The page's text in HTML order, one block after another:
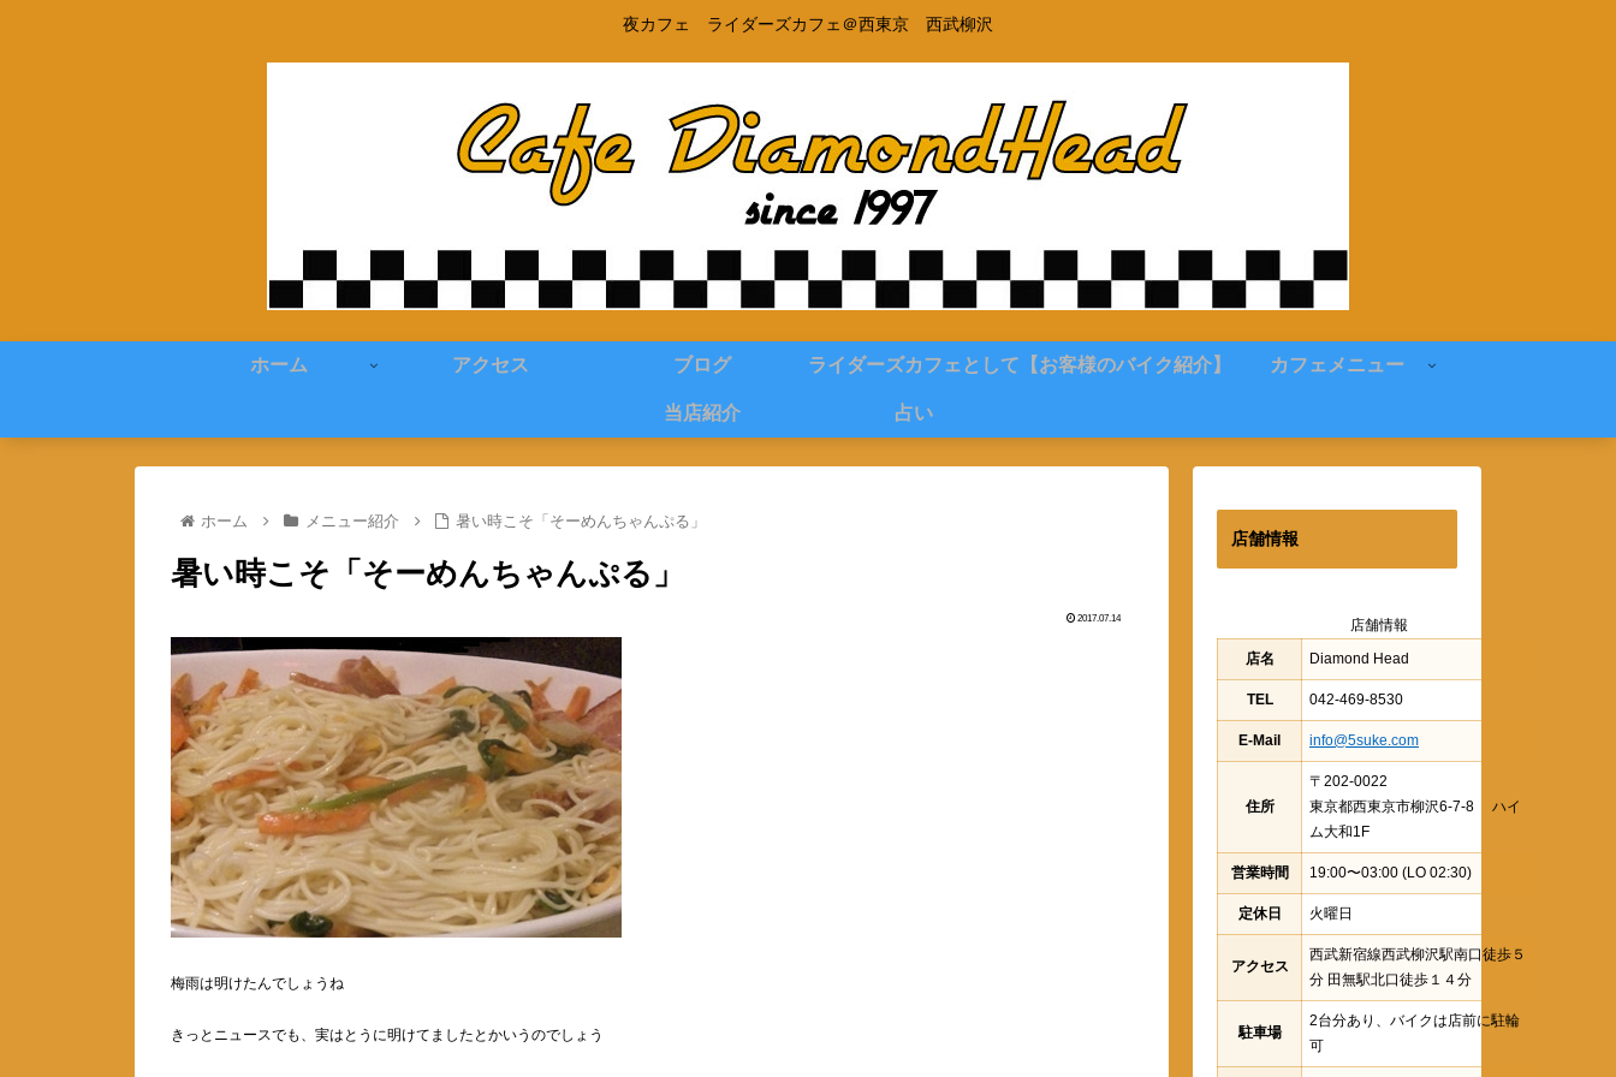
夜カフェ ライダーズカフェ＠西東京 西武柳沢
ホーム アクセス ブログ ライダーズカフェとして 【お客様のバイク紹介】 カフェメニュー
当店紹介 占い
ホーム メニュー紹介 暑い時こそ「そーめんちゃんぷる」
暑い時こそ「そーめんちゃんぷる」
2017.07.14
梅雨は明けたんでしょうね
きっとニュースでも、実はとうに明けてましたとかいうのでしょう
店舗情報
店舗情報
店名
Diamond Head
TEL 042-469-8530
E-Mail info@5suke.com
住所
〒202-0022
東京都西東京市柳沢6-7-8 ハイ
ム大和1F
営業時間 19:00〜03:00 (LO 02:30)
定休日 火曜日
アクセス
西武新宿線西武柳沢駅南口徒歩５
分 田無駅北口徒歩１４分
駐車場
2台分あり、バイクは店前に駐輪
可